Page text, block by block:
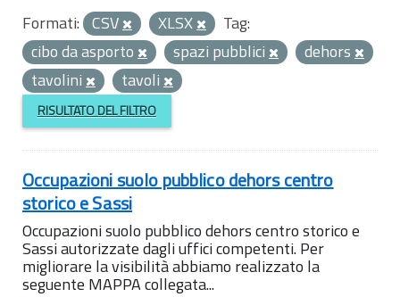
Formati: CSV XLSX
Tag:
cibo da asporto
spazi pubblici
dehors
tavolini
tavoli
RISULTATO DEL FILTRO
Occupazioni suolo pubblico dehors centro
storico e Sassi
Occupazioni suolo pubblico dehors centro storico e
Sassi autorizzate dagli uffici competenti. Per
migliorare la visibilità abbiamo realizzato la
seguente MAPPA collegata...